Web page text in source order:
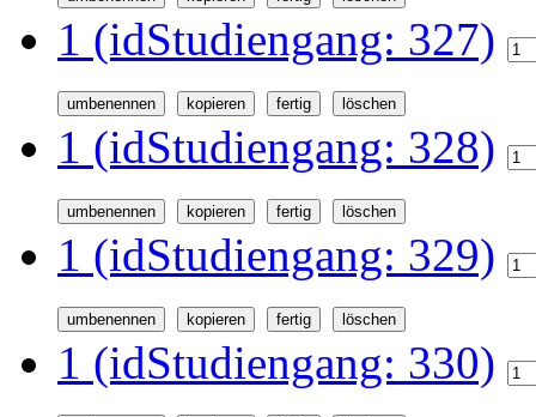
1 (idStudiengang: 327)
1 (idStudiengang: 328)
1 (idStudiengang: 329)
1 (idStudiengang: 330)